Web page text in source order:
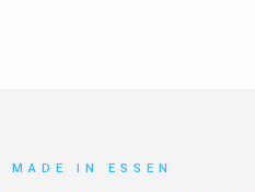
MADE IN ESSEN